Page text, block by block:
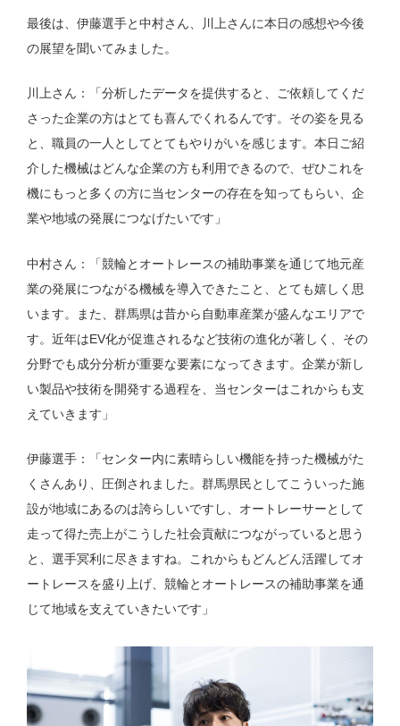
最後は、伊藤選手と中村さん、川上さんに本日の感想や今後
の展望を聞いてみました。
川上さん：「分析したデータを提供すると、ご依頼してくだ
さった企業の方はとても喜んでくれるんです。その姿を見る
と、職員の一人としてとてもやりがいを感じます。本日ご紹
介した機械はどんな企業の方も利用できるので、ぜひこれを
機にもっと多くの方に当センターの存在を知ってもらい、企
業や地域の発展につなげたいです」
中村さん：「競輪とオートレースの補助事業を通じて地元産
業の発展につながる機械を導入できたこと、とても嬉しく思
います。また、群馬県は昔から自動車産業が盛んなエリアで
す。近年はEV化が促進されるなど技術の進化が著しく、その
分野でも成分分析が重要な要素になってきます。企業が新し
い製品や技術を開発する過程を、当センターはこれからも支
えていきます」
伊藤選手：「センター内に素晴らしい機能を持った機械がた
くさんあり、圧倒されました。群馬県民としてこういった施
設が地域にあるのは誇らしいですし、オートレーサーとして
走って得た売上がこうした社会貢献につながっていると思う
と、選手冥利に尽きますね。これからもどんどん活躍してオ
ートレースを盛り上げ、競輪とオートレースの補助事業を通
じて地域を支えていきたいです」